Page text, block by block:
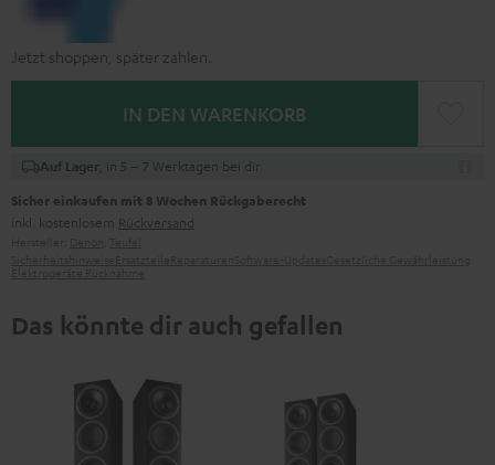
Jetzt shoppen, später zahlen.
IN DEN WARENKORB
Auf Lager , in 5 – 7 Werktagen bei dir
Sicher einkaufen mit 8 Wochen Rückgaberecht
inkl. kostenlosem Rückversand
Das könnte dir auch gefallen